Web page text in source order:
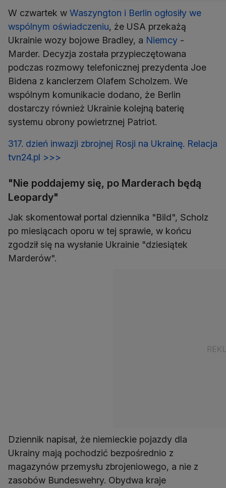
W czwartek w Waszyngton i Berlin ogłosiły we
wspólnym oświadczeniu, że USA przekażą
Ukrainie wozy bojowe Bradley, a Niemcy -
Marder. Decyzja została przypieczętowana
podczas rozmowy telefonicznej prezydenta Joe
Bidena z kanclerzem Olafem Scholzem. We
wspólnym komunikacie dodano, że Berlin
dostarczy również Ukrainie kolejną baterię
systemu obrony powietrznej Patriot.
317. dzień inwazji zbrojnej Rosji na Ukrainę. Relacja
tvn24.pl >>>
"Nie poddajemy się, po Marderach będą
Leopardy"
Jak skomentował portal dziennika "Bild", Scholz
po miesiącach oporu w tej sprawie, w końcu
zgodził się na wysłanie Ukrainie "dziesiątek
Marderów".
Dziennik napisał, że niemieckie pojazdy dla
Ukrainy mają pochodzić bezpośrednio z
magazynów przemysłu zbrojeniowego, a nie z
zasobów Bundeswehry. Obydwa kraje